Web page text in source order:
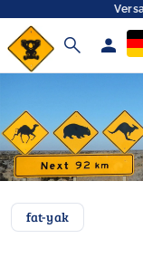
search person
fat-yak